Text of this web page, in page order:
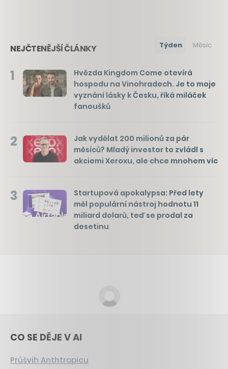
NEJČTENĚJŠÍ ČLÁNKY Týden Měsíc
1
Hvězda Kingdom Come otevírá
hospodu na Vinohradech. Je to moje
vyznání lásky k Česku, říká miláček
fanoušků
2
Jak vydělat 200 milionů za pár
měsíců? Mladý investor to zvládl s
akciemi Xeroxu, ale chce mnohem víc
3
Startupová apokalypsa: Před lety
měl populární nástroj hodnotu 11
miliard dolarů, teď se prodal za
desetinu
CO SE DĚJE V AI
Průšvih Anthtropicu